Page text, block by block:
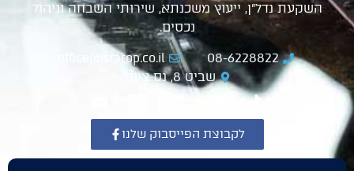
השקעת נדל"ן, ייעוץ משכנתא, שירותי השבחה וניהול
נכסים.
08-6228822
office@isratop.co.il
שביט 8, נס ציונה
לקבוצת הפייסבוק שלנו